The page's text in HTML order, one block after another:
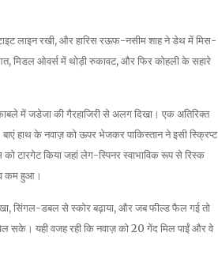
लाइन रखी, और हारिस रऊफ-नसीम शाह ने डेथ में मिस-
मिडल ओवर्स में थोड़ी रुकावट, और फिर कोहली के सहारे
में जडेजा की गैरहाजिरी से अलग दिखा। एक अतिरिक्त
हाथ के नवाज़ को ऊपर भेजकर पाकिस्तान ने इसी स्क्रिप्ट
किया जहां लेग-स्पिनर स्वाभाविक रूप से रिस्क
कम हुआ।
रखा, सिंगल-डबल से स्कोर बढ़ाया, और जब फील्ड फैल गई तो
सके। यही वजह रही कि नवाज़ को 20 गेंद मिल पाईं और वे